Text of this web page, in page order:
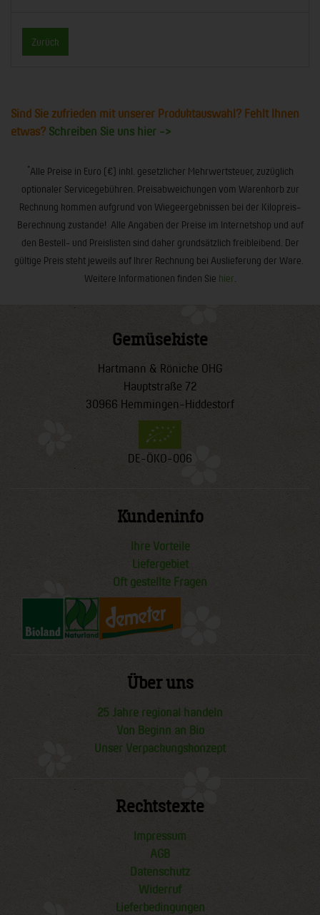
Zurück
Sind Sie zufrieden mit unserer Produktauswahl? Fehlt Ihnen
etwas? Schreiben Sie uns hier ->
*Alle Preise in Euro (€) inkl. gesetzlicher Mehrwertsteuer, zuzüglich
optionaler Servicegebühren. Preisabweichungen vom Warenkorb zur
Rechnung kommen aufgrund von Wiegeergebnissen bei der Kilopreis-
Berechnung zustande! Alle Angaben der Preise im Internetshop und auf
den Bestell- und Preislisten sind daher grundsätzlich freibleibend. Der
gültige Preis steht jeweils auf Ihrer Rechnung bei Auslieferung der Ware.
Weitere Informationen finden Sie hier.
Gemüsekiste
Hartmann & Rönicke OHG
Hauptstraße 72
30966 Hemmingen-Hiddestorf
DE-ÖKO-006
Kundeninfo
Ihre Vorteile
Liefergebiet
Oft gestellte Fragen
Über uns
25 Jahre regional handeln
Von Beginn an Bio
Unser Verpackungskonzept
Rechtstexte
Impressum
AGB
Datenschutz
Widerruf
Lieferbedingungen